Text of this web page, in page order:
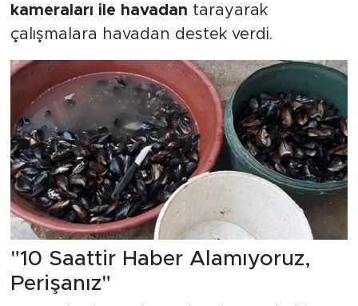
kameraları ile havadan tarayarak
çalışmalara havadan destek verdi.
"10 Saattir Haber Alamıyoruz,
Perişanız"